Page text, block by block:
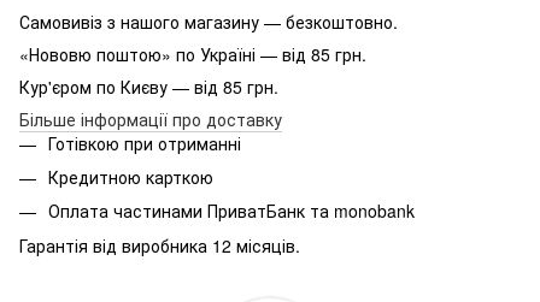
Самовивіз з нашого магазину — безкоштовно.
«Нововю поштою» по Україні — від 85 грн.
Кур'єром по Києву — від 85 грн.
Більше інформації про доставку
Готівкою при отриманні
Кредитною карткою
Оплата частинами ПриватБанк та monobank
Гарантія від виробника 12 місяців.